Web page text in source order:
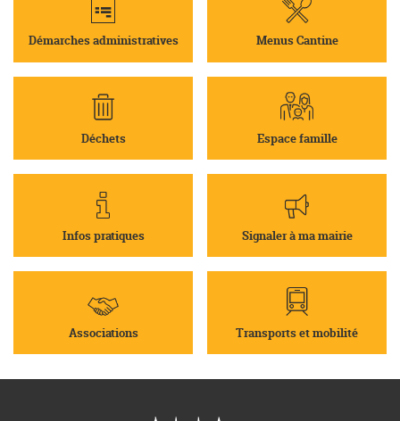
Démarches administratives Menus Cantine
Déchets Espace famille
Infos pratiques Signaler à ma mairie
Associations Transports et mobilité